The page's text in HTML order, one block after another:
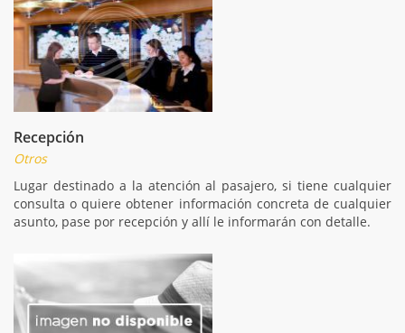
Recepción
Otros
Lugar destinado a la atención al pasajero, si tiene cualquier
consulta o quiere obtener información concreta de cualquier
asunto, pase por recepción y allí le informarán con detalle.